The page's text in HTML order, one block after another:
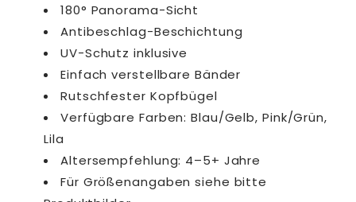
180° Panorama-Sicht
Antibeschlag-Beschichtung
UV-Schutz inklusive
Einfach verstellbare Bänder
Rutschfester Kopfbügel
Verfügbare Farben: Blau/Gelb, Pink/Grün,
Lila
Altersempfehlung: 4–5+ Jahre
Für Größenangaben siehe bitte